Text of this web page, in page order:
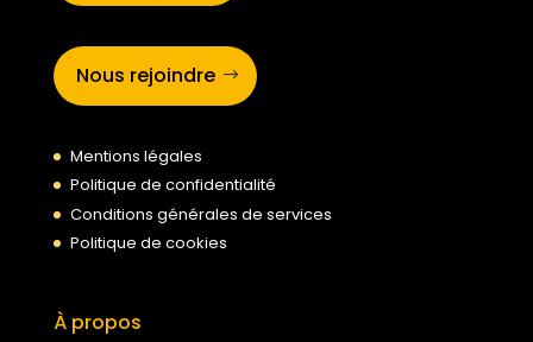
Nous rejoindre
Mentions légales
Politique de confidentialité
Conditions générales de services
Politique de cookies
À propos